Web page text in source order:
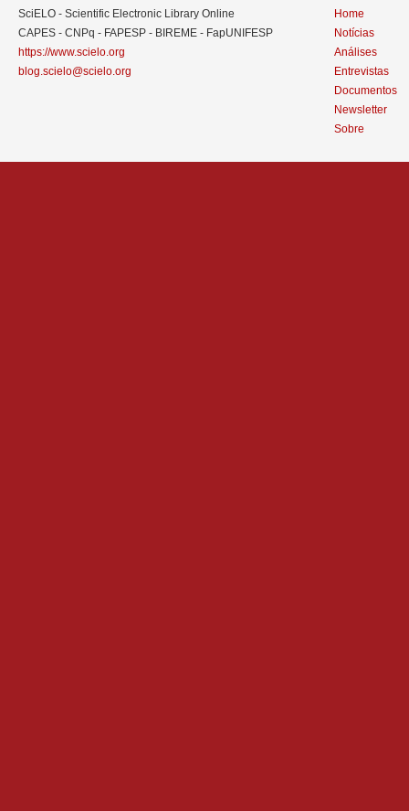
SciELO - Scientific Electronic Library Online
CAPES - CNPq - FAPESP - BIREME - FapUNIFESP
https://www.scielo.org
blog.scielo@scielo.org
Home
Notícias
Análises
Entrevistas
Documentos
Newsletter
Sobre